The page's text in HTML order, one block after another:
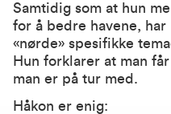
Samtidig som at hun
for å bedre havene,
«nørde» spesifikke
Hun forklarer at man
man er på tur med.
Håkon er enig: